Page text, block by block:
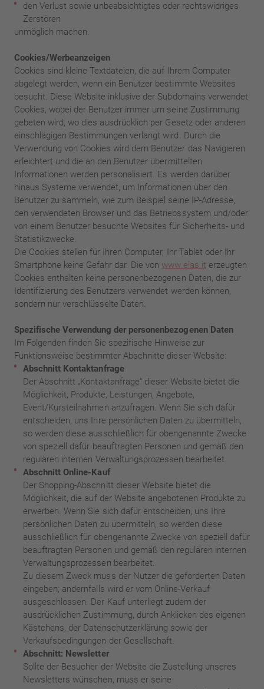
den Verlust sowie unbeabsichtigtes oder rechtswidriges
Zerstören
unmöglich machen.
Cookies/Werbeanzeigen
Cookies sind kleine Textdateien, die auf Ihrem Computer
abgelegt werden, wenn ein Benutzer bestimmte Websites
besucht. Diese Website inklusive der Subdomains verwendet
Cookies, wobei der Benutzer immer um seine Zustimmung
gebeten wird, wo dies ausdrücklich per Gesetz oder anderen
einschlägigen Bestimmungen verlangt wird. Durch die
Verwendung von Cookies wird dem Benutzer das Navigieren
erleichtert und die an den Benutzer übermittelten
Informationen werden personalisiert. Es werden darüber
hinaus Systeme verwendet, um Informationen über den
Benutzer zu sammeln, wie zum Beispiel seine IP-Adresse,
den verwendeten Browser und das Betriebssystem und/oder
von einem Benutzer besuchte Websites für Sicherheits- und
Statistikzwecke.
Die Cookies stellen für Ihren Computer, Ihr Tablet oder Ihr
Smartphone keine Gefahr dar. Die von www.elas.it erzeugten
Cookies enthalten keine personenbezogenen Daten, die zur
Identifizierung des Benutzers verwendet werden können,
sondern nur verschlüsselte Daten.
Spezifische Verwendung der personenbezogenen Daten
Im Folgenden finden Sie spezifische Hinweise zur
Funktionsweise bestimmter Abschnitte dieser Website:
Abschnitt Kontaktanfrage
Der Abschnitt „Kontaktanfrage“ dieser Website bietet die
Möglichkeit, Produkte, Leistungen, Angebote,
Event/Kursteilnahmen anzufragen. Wenn Sie sich dafür
entscheiden, uns Ihre persönlichen Daten zu übermitteln,
so werden diese ausschließlich für obengenannte Zwecke
von speziell dafür beauftragten Personen und gemäß den
regulären internen Verwaltungsprozessen bearbeitet.
Abschnitt Online-Kauf
Der Shopping-Abschnitt dieser Website bietet die
Möglichkeit, die auf der Website angebotenen Produkte zu
erwerben. Wenn Sie sich dafür entscheiden, uns Ihre
persönlichen Daten zu übermitteln, so werden diese
ausschließlich für obengenannte Zwecke von speziell dafür
beauftragten Personen und gemäß den regulären internen
Verwaltungsprozessen bearbeitet.
Zu diesem Zweck muss der Nutzer die geforderten Daten
eingeben; andernfalls wird er vom Online-Verkauf
ausgeschlossen. Der Kauf unterliegt zudem der
ausdrücklichen Zustimmung, durch Anklicken des eigenen
Kästchens, der Datenschutzerklärung sowie der
Verkaufsbedingungen der Gesellschaft.
Abschnitt: Newsletter
Sollte der Besucher der Website die Zustellung unseres
Newsletters wünschen, muss er seine